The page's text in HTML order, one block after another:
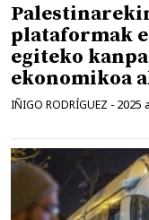
plataformak
egiteko
ekonomikoa
IÑIGO RODRÍGUEZ - 2025